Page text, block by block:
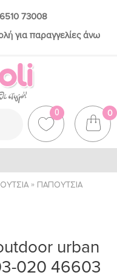
73008
για παραγγελίες άνω
0 0
ΠΑΠΟΎΤΣΙΑ
urban
020 46603